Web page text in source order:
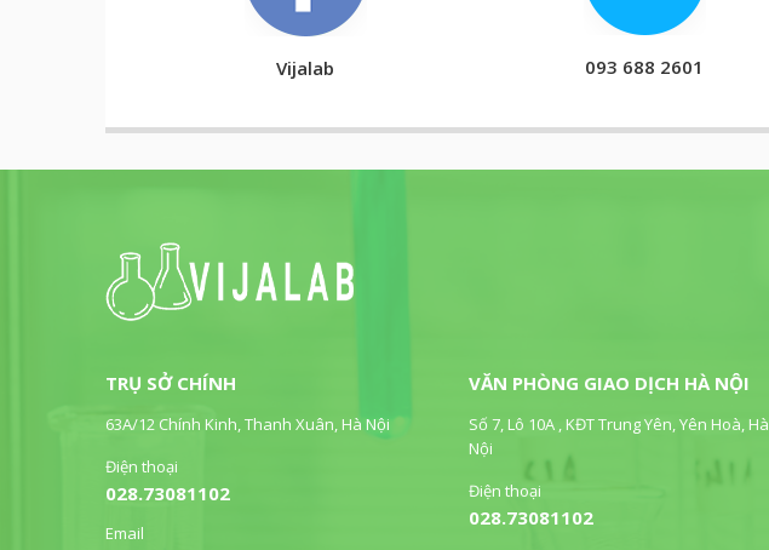
Vijalab 093 688 2601
TRỤ SỞ CHÍNH
63A/12 Chính Kinh, Thanh Xuân, Hà Nội
Điện thoại
028.73081102
Email
VĂN PHÒNG GIAO DỊCH HÀ NỘI
Số 7, Lô 10A , KĐT Trung Yên, Yên Hoà, Hà
Nội
Điện thoại
028.73081102